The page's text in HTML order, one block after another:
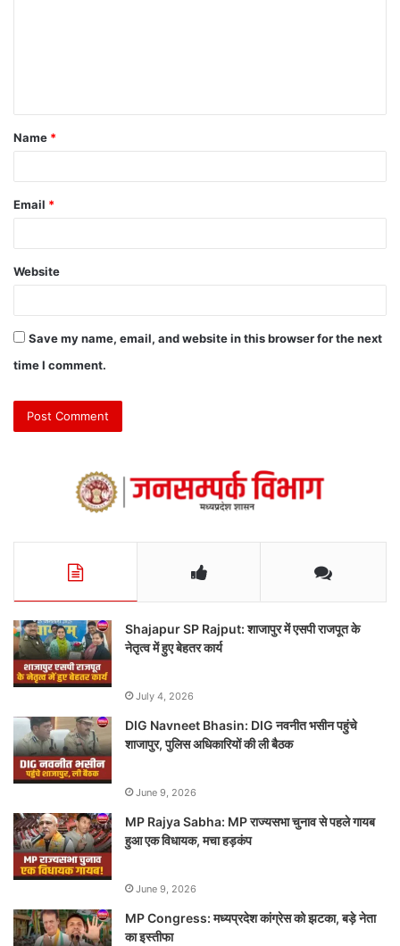
Name *
Email *
Website
Save my name, email, and website in this browser for the next
time I comment.
Shajapur SP Rajput: शाजापुर में एसपी राजपूत के
नेतृत्व में हुए बेहतर कार्य
July 4, 2026
DIG Navneet Bhasin: DIG नवनीत भसीन पहुंचे
शाजापुर, पुलिस अधिकारियों की ली बैठक
June 9, 2026
MP Rajya Sabha: MP राज्यसभा चुनाव से पहले गायब
हुआ एक विधायक, मचा हड़कंप
June 9, 2026
MP Congress: मध्यप्रदेश कांग्रेस को झटका, बड़े नेता
का इस्तीफा